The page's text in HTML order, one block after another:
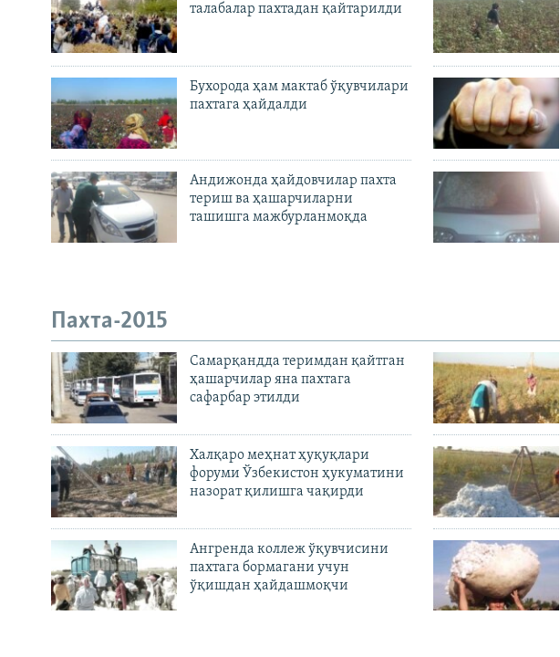
талабалар пахтадан қайтарилди
Бухорода ҳам мактаб ўқувчилари
пахтага ҳайдалди
Андижонда ҳайдовчилар пахта
териш ва ҳашарчиларни
ташишга мажбурланмоқда
Пахта-2015
Самарқандда теримдан қайтган
ҳашарчилар яна пахтага
сафарбар этилди
Халқаро меҳнат ҳуқуқлари
форуми Ўзбекистон ҳукуматини
назорат қилишга чақирди
Ангренда коллеж ўқувчисини
пахтага бормагани учун
ўқишдан ҳайдашмоқчи